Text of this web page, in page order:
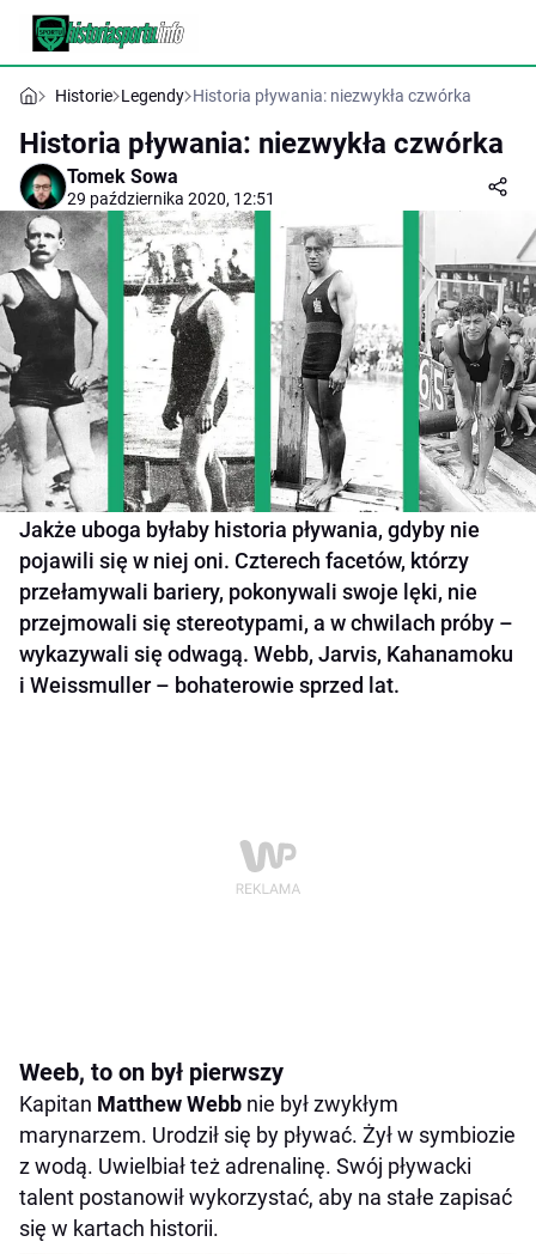
Historie Legendy Historia pływania: niezwykła czwórka
Historia pływania: niezwykła czwórka
Tomek Sowa
29 października 2020, 12:51
Jakże uboga byłaby historia pływania, gdyby nie
pojawili się w niej oni. Czterech facetów, którzy
przełamywali bariery, pokonywali swoje lęki, nie
przejmowali się stereotypami, a w chwilach próby –
wykazywali się odwagą. Webb, Jarvis, Kahanamoku
i Weissmuller – bohaterowie sprzed lat.
Weeb, to on był pierwszy
Kapitan Matthew Webb nie był zwykłym
marynarzem. Urodził się by pływać. Żył w symbiozie
z wodą. Uwielbiał też adrenalinę. Swój pływacki
talent postanowił wykorzystać, aby na stałe zapisać
się w kartach historii.